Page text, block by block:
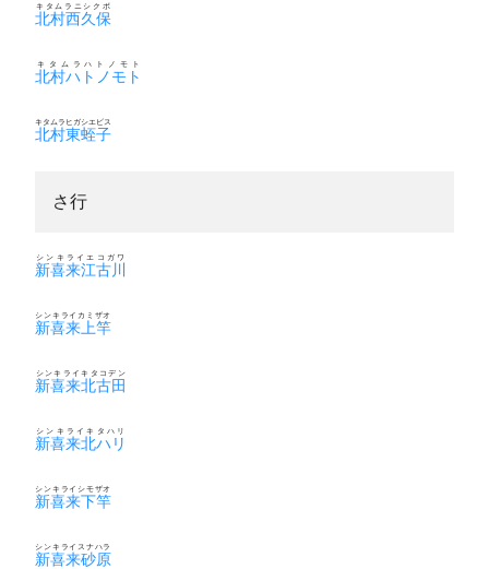
北村西久保
キタムラニシクボ
北村ハトノモト
キタムラハトノモト
北村東蛭子
キタムラヒガシエビス
さ行
新喜来江古川
シンキライエコガワ
新喜来上竿
シンキライカミザオ
新喜来北古田
シンキライキタコデン
新喜来北ハリ
シンキライキタハリ
新喜来下竿
シンキライシモザオ
新喜来砂原
シンキライスナハラ